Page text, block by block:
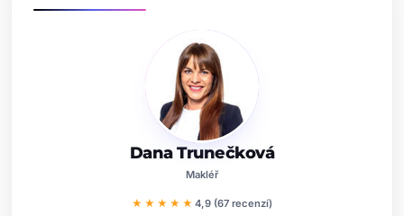
Dana Trunečková
Makléř
★★★★★ 4,9 (67 recenzí)